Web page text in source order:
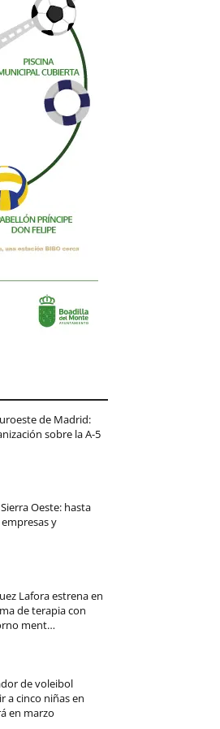
de Madrid:
sobre la A-5
Oeste: hasta
y
Lafora estrena en
de terapia con
ment…
de voleibol
a cinco niñas en
en marzo